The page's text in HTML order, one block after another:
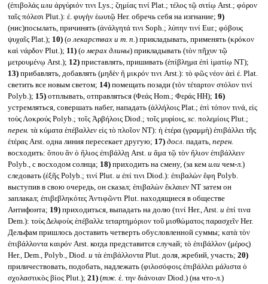
(ἐπιβολάς или ἀργύριόν τινι Lys.; ζημίας τινί Plat.; τέλος τῷ σιτίῳ Arst.; φόρον
ταῖς πόλεσι Plut.): ἐ. φυγὴν ἑωυτῷ Her. обречь себя на изгнание; 9)
(нис)посылать, причинять (ἀνάλγητά τινι Soph.; λύπην τινί Eur.; φόβους
ψυχαῖς Plat.); 10)(о лекарствах и т. п.) прикладывать, применять (κρόκον
καὶ νάρδον Plut.); 11)(о мерах длины) прикладывать (τὸν πῆχυν τῷ
μετρουμένῳ Arst.); 12)приставлять, пришивать (ἐπίβλημα ἐπὶ ἱματίῳ NT);
13)прибавлять, добавлять (μηδὲν ἢ μικρόν τινι Arst.): τὸ φῶς νέον ἀεὶ ἐ. Plat.
светить все новым светом; 14)помещать позади (τὸν τέταρτον στόλον τινί
Polyb.); 15)отплывать, отправляться (Φεάς Hom.; Φεράς HH); 16)
устремляться, совершать набег, нападать (ἀλλήλοις Plat.; ἐπὶ τόπον τινά, εἰς
τοὺς Λοκρούς Polyb.; τοῖς Ἀρβήλοις Diod.; τοῖς μυρίοις, sc. πολεμίοις Plut.;
перен. τὰ κύματα ἐπέβαλλεν εἰς τὸ πλοῖον NT): ἡ ἑτέρα (γραμμὴ) ἐπιβάλλει τῆς
ἑτέρας Arst. одна линия пересекает другую; 17) досл. падать, перен.
восходить: ὅπου ἂν ὁ ἥλιος ἐπιβάλλῃ Arst. и ἅμα τῷ τὸν ἥλιον ἐπιβάλλειν
Polyb., с восходом солнца; 18)приходить на смену, (за кем или чем-л.)
следовать (ἑξῆς Polyb.; τινί Plut. и ἐπί τινι Diod.): ἐπιβαλὼν ἔφη Polyb.
выступив в свою очередь, он сказал; ἐπιβαλὼν ἔκλαιεν NT затем он
заплакал; ἐπιβεβληκότες Ἀντιφῶντι Plut. находящиеся в обществе
Антифонта; 19)приходиться, выпадать на долю (τινί Her., Arst. и ἐπί τινα
Dem.): τοὺς Δελφοὺς ἐπέβαλλε τεταρτημόριον τοῦ μισθώματος παρασχεῖν Her.
Дельфам пришлось доставить четверть обусловленной суммы; κατὰ τὸν
ἐπιβάλλοντα καιρόν Arst. когда представится случай; τὸ ἐπιβάλλον (μέρος)
Her., Dem., Polyb., Diod. и τὰ ἐπιβάλλοντα Plut. доля, жребий, участь; 20)
приличествовать, подобать, надлежать (φιλοσόφοις ἐπιβάλλει μάλιστα ὁ
σχολαστικὸς βίος Plut.); 21)(тж. ἐ. την διάνοιαν Diod.) (на что-л.)